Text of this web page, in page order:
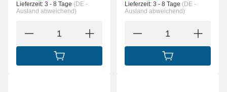
Lieferzeit: 3 - 8 Tage (DE -
Ausland abweichend)
IN DEN WARENKORB
Lieferzeit: 3 - 8 Tage (DE -
Ausland abweichend)
IN DEN